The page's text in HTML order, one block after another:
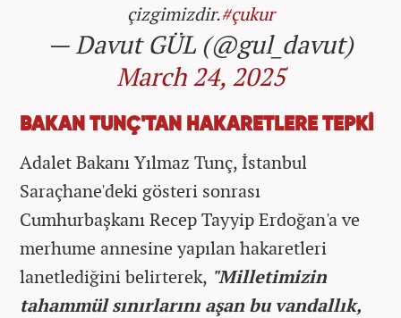
çizgimizdir.#çukur
— Davut GÜL (@gul_davut)
March 24, 2025
BAKAN TUNÇ'TAN HAKARETLERE TEPKİ
Adalet Bakanı Yılmaz Tunç, İstanbul
Saraçhane'deki gösteri sonrası
Cumhurbaşkanı Recep Tayyip Erdoğan'a ve
merhume annesine yapılan hakaretleri
lanetlediğini belirterek, "Milletimizin
tahammül sınırlarını aşan bu vandallık,